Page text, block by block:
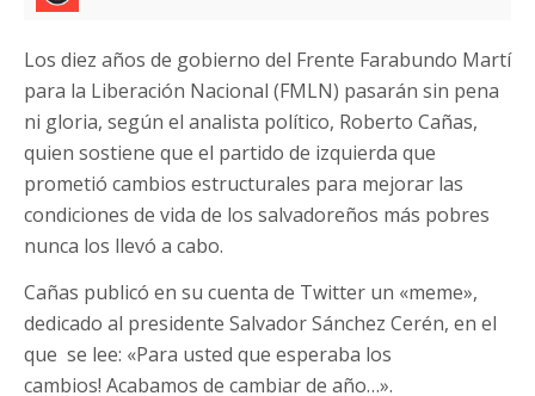
Los diez años de gobierno del Frente Farabundo Martí
para la Liberación Nacional (FMLN) pasarán sin pena
ni gloria, según el analista político, Roberto Cañas,
quien sostiene que el partido de izquierda que
prometió cambios estructurales para mejorar las
condiciones de vida de los salvadoreños más pobres
nunca los llevó a cabo.
Cañas publicó en su cuenta de Twitter un «meme»,
dedicado al presidente Salvador Sánchez Cerén, en el
que se lee: «Para usted que esperaba los
cambios! Acabamos de cambiar de año…».